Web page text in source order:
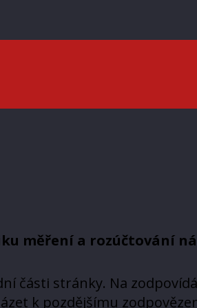
měření a rozúčtování
stránky. Na
k pozdějšímu